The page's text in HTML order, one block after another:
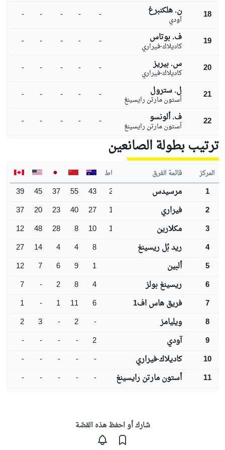
18
ن. هلكنبرغ
آودي -
-
-
-
-
19
ف. بوتاس
كاديلاك-فيراري -
-
-
-
-
20
س. بيريز
كاديلاك-فيراري -
-
-
-
-
21
ل. سترول
أستون مارتن رايسينغ -
-
-
-
-
22
ف. ألونسو
أستون مارتن رايسينغ -
-
-
-
-
ترتيب بطولة الصانعين
المركز قائمة الفرق النقاط
1 مرسيدس 219
43
55
37
45
39
2
فيراري 147
27
40
23
20
37
3
مكلارين 106
10
8
28
48
12
4
ريد بُل ريسينغ 8
4
4
14
27
5
ألبين 1
9
6
7
12
6
ريسينغ بولز 4
8
2
-
7
7
فريق هاس اف1 6
11
1
-
1
8
ويليامز -
2
-
3
2
9
آودي 2
-
-
-
-
10
كاديلاك-فيراري -
-
-
-
-
11
أستون مارتن رايسينغ -
-
-
-
-
شارك أو احفظ هذه القصّة